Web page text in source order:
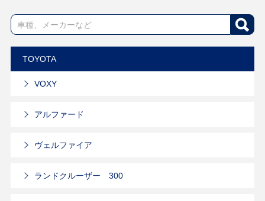
TOYOTA
VOXY
アルファード
ヴェルファイア
ランドクルーザー 300